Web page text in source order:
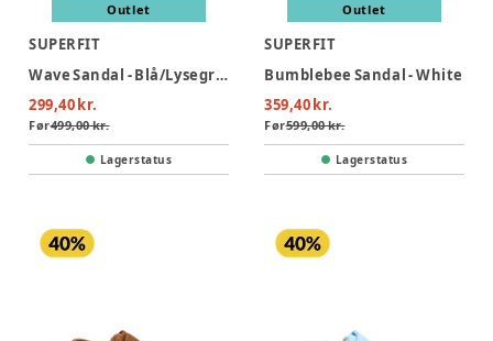
Outlet
SUPERFIT
Wave Sandal - Blå/Lysegrøn
299,40 kr.
Før499,00 kr.
Lagerstatus
Outlet
SUPERFIT
Bumblebee Sandal - White
359,40 kr.
Før599,00 kr.
Lagerstatus